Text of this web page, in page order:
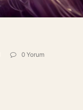
0 Yorum